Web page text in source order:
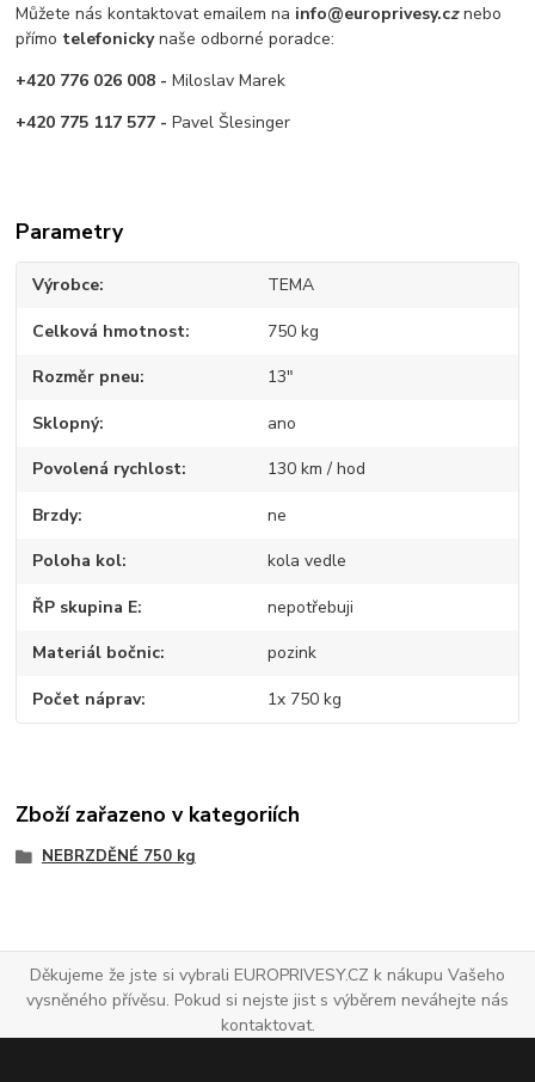
Můžete nás kontaktovat emailem na info@europrivesy.cznebo
přímo telefonickynaše odborné poradce:
+420 776 026 008 -Miloslav Marek
+420 775 117 577 -Pavel Šlesinger
Parametry
Výrobce TEMA
Celková hmotnost 750 kg
Rozměr pneu 13"
Sklopný ano
Povolená rychlost 130 km / hod
Brzdy ne
Poloha kol kola vedle
ŘP skupina E nepotřebuji
Materiál bočnic pozink
Počet náprav 1x 750 kg
Zboží zařazeno v kategoriích
NEBRZDĚNÉ 750 kg
Děkujeme že jste si vybrali EUROPRIVESY.CZ k nákupu Vašeho
vysněného přívěsu. Pokud si nejste jist s výběrem neváhejte nás
kontaktovat.